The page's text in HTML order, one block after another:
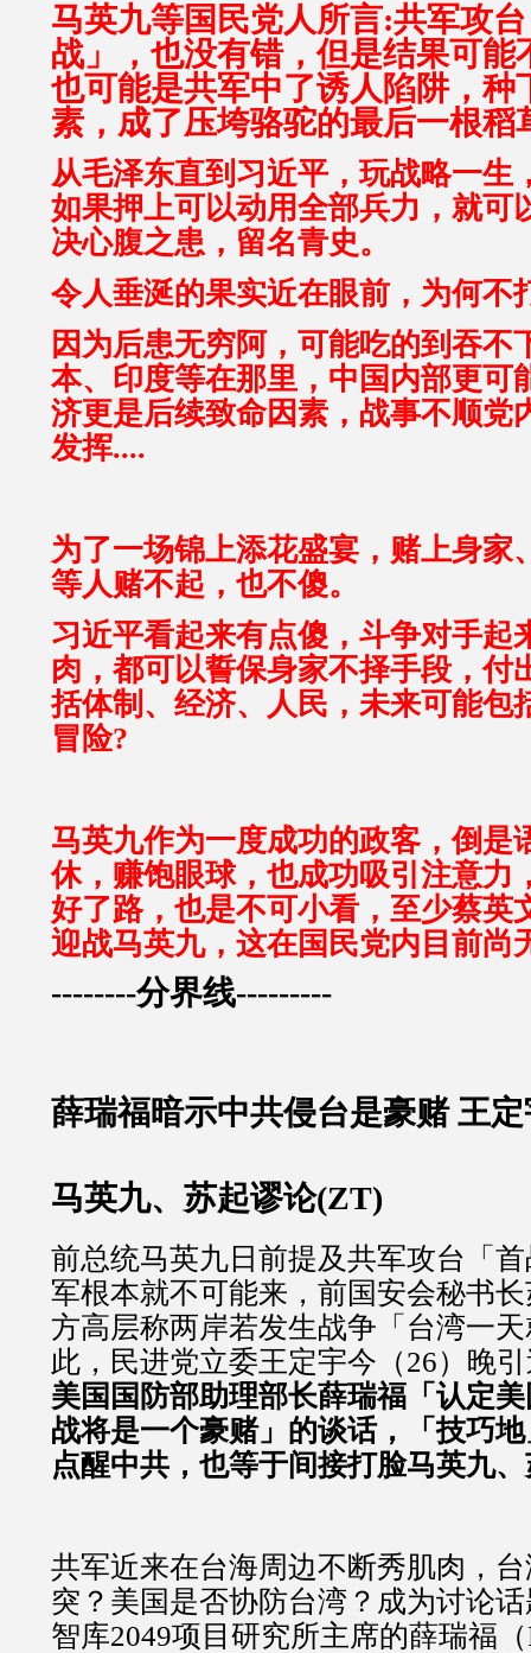
马英九等国民党人所言:共军攻
战」，也没有错，但是结果可能
也可能是共军中了诱人陷阱，种
素，成了压垮骆驼的最后一根稻
从毛泽东直到习近平，玩战略一生
如果押上可以动用全部兵力，就可
决心腹之患，留名青史。
令人垂涎的果实近在眼前，为何不
因为后患无穷阿，可能吃的到吞不
本、印度等在那里，中国内部更可
济更是后续致命因素，战事不顺党
发挥....
为了一场锦上添花盛宴，赌上身家
等人赌不起，也不傻。
习近平看起来有点傻，斗争对手起
肉，都可以誓保身家不择手段，付
括体制、经济、人民，未来可能包
冒险?
马英九作为一度成功的政客，倒是
休，赚饱眼球，也成功吸引注意力
好了路，也是不可小看，至少蔡英
迎战马英九，这在国民党内目前尚
--------分界线---------
薛瑞福暗示中共侵台是豪赌 王
马英九、苏起谬论(ZT)
前总统马英九日前提及共军攻台「
军根本就不可能来，前国安会秘书
方高层称两岸若发生战争「台湾一
此，民进党立委王定宇今（26）晚
美国国防部助理部长薛瑞福「认定
战将是一个豪赌」的谈话，「技巧
点醒中共，也等于间接打脸马英九
共军近来在台海周边不断秀肌肉，
突？美国是否协防台湾？成为讨论
智库2049项目研究所主席的薛瑞福（